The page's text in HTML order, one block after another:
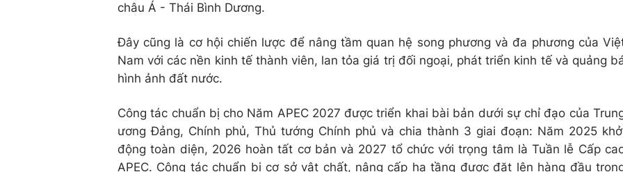
châu Á - Thái Bình Dương.
Đây cũng là cơ hội chiến lược để nâng tầm quan hệ song phương và đa phương của
Nam với các nền kinh tế thành viên, lan tỏa giá trị đối ngoại, phát triển kinh tế và quảng
hình ảnh đất nước.
Công tác chuẩn bị cho Năm APEC 2027 được triển khai bài bản dưới sự chỉ đạo của
ương Đảng, Chính phủ, Thủ tướng Chính phủ và chia thành 3 giai đoạn: Năm 2025
động toàn diện, 2026 hoàn tất cơ bản và 2027 tổ chức với trọng tâm là Tuần lễ Cấp
APEC. Công tác chuẩn bị cơ sở vật chất, nâng cấp hạ tầng được đặt lên hàng đầu